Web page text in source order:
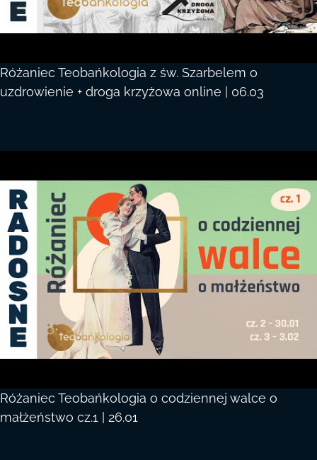
Różaniec Teobańkologia z św. Szarbelem o
uzdrowienie + droga krzyżowa online | 06.03
Różaniec Teobańkologia o codziennej walce o
małżeństwo cz.1 | 26.01